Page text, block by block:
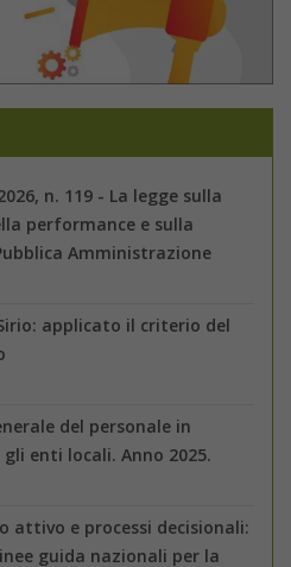
n. 119 - La legge sulla
performance e sulla
Amministrazione
applicato il criterio del
del personale in
enti locali. Anno 2025.
attivo e processi decisionali:
guida nazionali per la